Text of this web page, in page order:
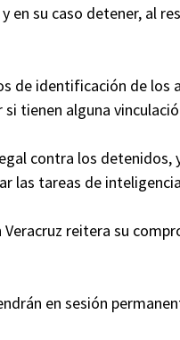
en su caso detener, al
de identificación de los
si tienen alguna
contra los detenidos,
las tareas de
Veracruz reitera su
en sesión